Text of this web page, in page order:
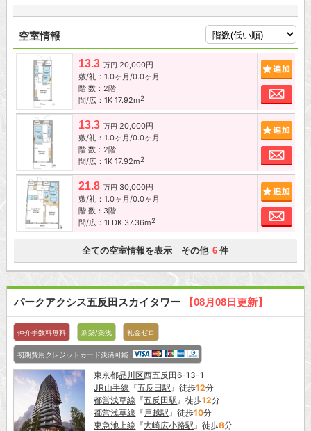
空室情報
13.3 万円 20,000円
敷/礼：1.0ヶ月/0.0ヶ月
階 数：2階
間/広：1K 17.92m2
お
13.3 万円 20,000円
敷/礼：1.0ヶ月/0.0ヶ月
階 数：2階
間/広：1K 17.92m2
お
21.8 万円 30,000円
敷/礼：1.0ヶ月/0.0ヶ月
階 数：3階
間/広：1LDK 37.36m2
お
全ての空室情報を表示 その他 6 件
パークアクシス五反田スカイタワー 【08月08日更新】
仲介手数料無料 新築/築浅 礼金ゼロ
初期費用クレジットカード決済可能
東京都品川区西五反田6-13-1
JR山手線 『五反田駅 』徒歩12分
都営浅草線 『五反田駅 』徒歩12分
都営浅草線 『 戸越駅 』徒歩10分
東急池上線 『大崎広小路駅 』徒歩8分